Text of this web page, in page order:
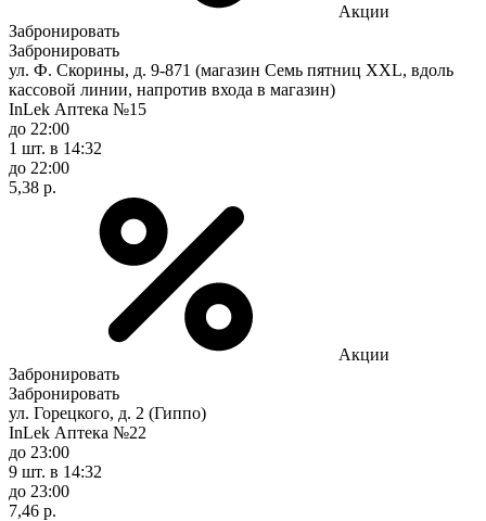
Акции
Забронировать
Забронировать
ул. Ф. Скорины, д. 9-871 (магазин Семь пятниц XXL, вдоль
кассовой линии, напротив входа в магазин)
InLek Аптека №15
до 22:00
1 шт. в 14:32
до 22:00
5,38 р.
Акции
Забронировать
Забронировать
ул. Горецкого, д. 2 (Гиппо)
InLek Аптека №22
до 23:00
9 шт. в 14:32
до 23:00
7,46 р.